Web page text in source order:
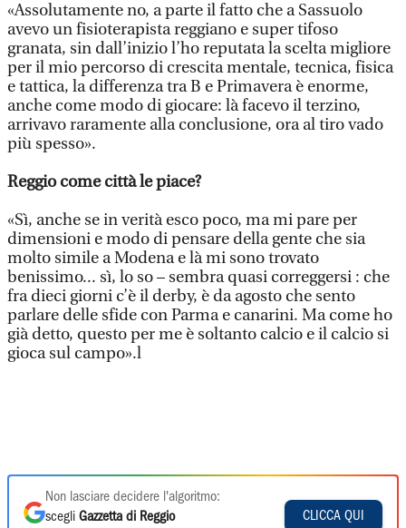
«Assolutamente no, a parte il fatto che a Sassuolo
avevo un fisioterapista reggiano e super tifoso
granata, sin dall’inizio l’ho reputata la scelta migliore
per il mio percorso di crescita mentale, tecnica, fisica
e tattica, la differenza tra B e Primavera è enorme,
anche come modo di giocare: là facevo il terzino,
arrivavo raramente alla conclusione, ora al tiro vado
più spesso».
Reggio come città le piace?
«Sì, anche se in verità esco poco, ma mi pare per
dimensioni e modo di pensare della gente che sia
molto simile a Modena e là mi sono trovato
benissimo... sì, lo so – sembra quasi correggersi : che
fra dieci giorni c’è il derby, è da agosto che sento
parlare delle sfide con Parma e canarini. Ma come ho
già detto, questo per me è soltanto calcio e il calcio si
gioca sul campo».l
Non lasciare decidere l'algoritmo:
scegli Gazzetta di Reggio
CLICCA QUI